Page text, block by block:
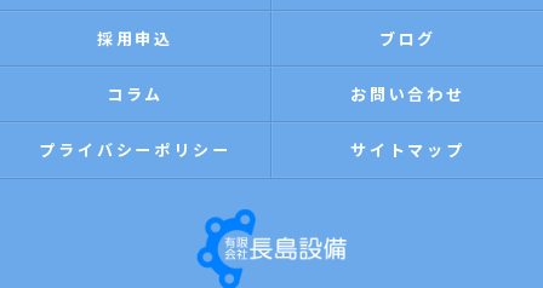
採用申込 ブログ
コラム お問い合わせ
プライバシーポリシー サイトマップ